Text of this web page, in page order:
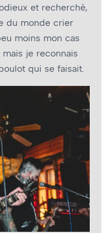
et recherché,
du monde crier
moins mon cas
je reconnais
qui se faisait.